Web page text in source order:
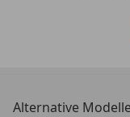
Alternative